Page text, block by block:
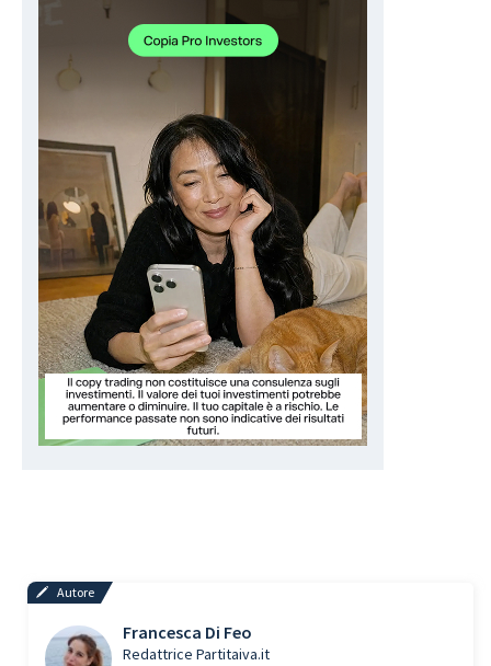
Autore
Francesca Di Feo
Redattrice Partitaiva.it